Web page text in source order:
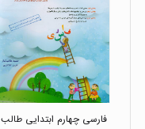
فارسی چهارم ابتدایی طالب